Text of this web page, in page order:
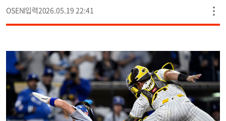
OSEN 2026.05.19 22:41